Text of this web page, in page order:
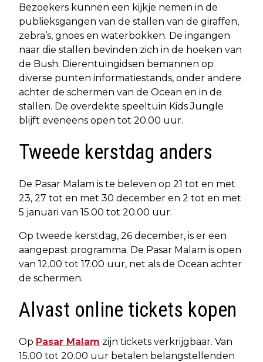
Bezoekers kunnen een kijkje nemen in de
publieksgangen van de stallen van de giraffen,
zebra’s, gnoes en waterbokken. De ingangen
naar die stallen bevinden zich in de hoeken van
de Bush. Dierentuingidsen bemannen op
diverse punten informatiestands, onder andere
achter de schermen van de Ocean en in de
stallen. De overdekte speeltuin Kids Jungle
blijft eveneens open tot 20.00 uur.
Tweede kerstdag anders
De Pasar Malam is te beleven op 21 tot en met
23, 27 tot en met 30 december en 2 tot en met
5 januari van 15.00 tot 20.00 uur.
Op tweede kerstdag, 26 december, is er een
aangepast programma. De Pasar Malam is open
van 12.00 tot 17.00 uur, net als de Ocean achter
de schermen.
Alvast online tickets kopen
Op Pasar Malam zijn tickets verkrijgbaar. Van
15.00 tot 20.00 uur betalen belangstellenden